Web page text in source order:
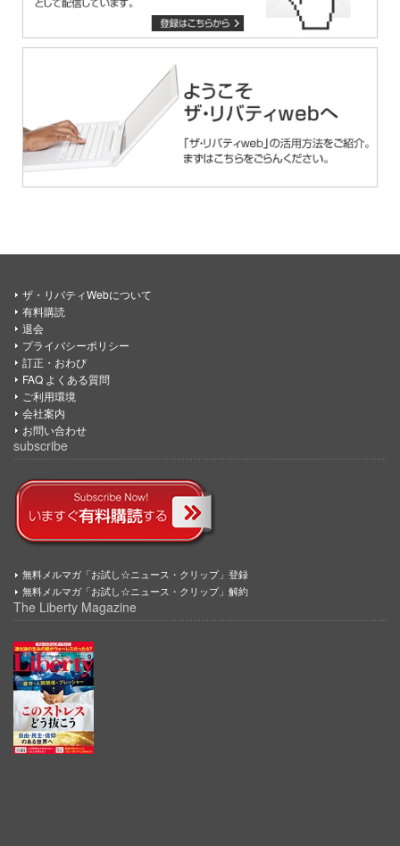
ザ・リバティWebについて
有料購読
退会
プライバシーポリシー
訂正・おわび
FAQ よくある質問
ご利用環境
会社案内
お問い合わせ
subscribe
無料メルマガ「お試し☆ニュース・クリップ」登録
無料メルマガ「お試し☆ニュース・クリップ」解約
The Liberty Magazine